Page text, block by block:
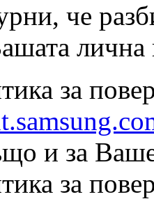
че
за
и за
за